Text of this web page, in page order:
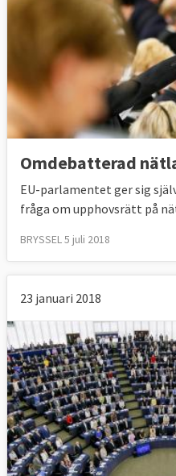
Omdebatterad
EU-parlamentet ger sig
fråga om upphovsrätt på
BRYSSEL 5 juli 2018
23 januari 2018